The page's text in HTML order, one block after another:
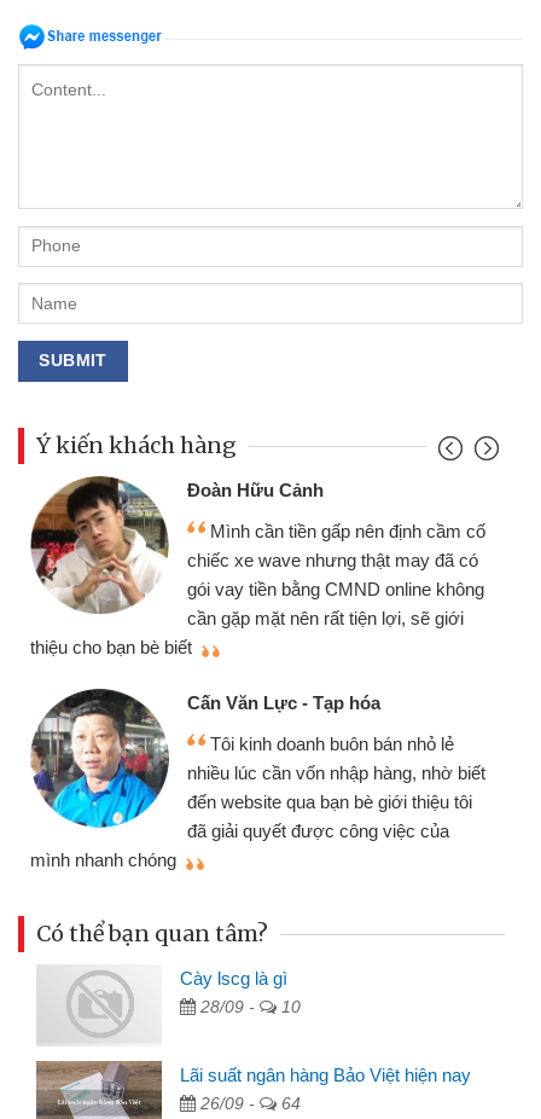
Ý kiến khách hàng
Đoàn Hữu Cảnh
Mình cần tiền gấp nên định cầm cố
chiếc xe wave nhưng thật may đã có
gói vay tiền bằng CMND online không
cần gặp mặt nên rất tiện lợi, sẽ giới
thiệu cho bạn bè biết
Cấn Văn Lực - Tạp hóa
Tôi kinh doanh buôn bán nhỏ lẻ
nhiều lúc cần vốn nhập hàng, nhờ biết
đến website qua bạn bè giới thiệu tôi
đã giải quyết được công việc của
mình nhanh chóng
Có thể bạn quan tâm?
Cày lscg là gì
28/09 - 10
Lãi suất ngân hàng Bảo Việt hiện nay
26/09 - 64